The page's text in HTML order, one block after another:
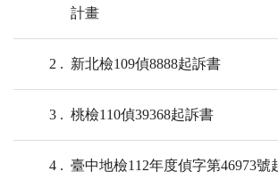
計畫
2 新北檢109偵8888起訴書
3 桃檢110偵39368起訴書
4 臺中地檢112年度偵字第46973號